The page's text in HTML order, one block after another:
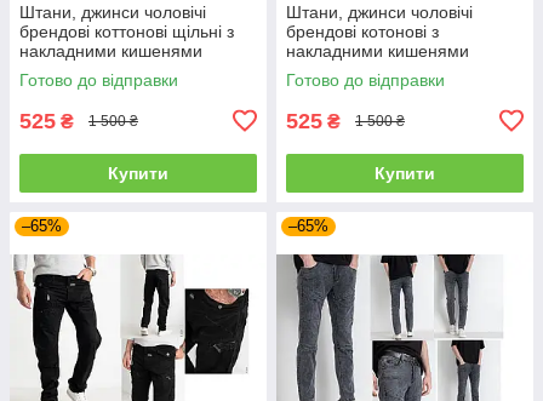
Штани, джинси чоловічі
брендові коттонові щільні з
накладними кишенями
"карго" MIGACH, Туреччина
Готово до відправки
525 ₴ 1 500 ₴
Купити
Штани, джинси чоловічі
брендові котонові з
накладними кишенями
"карго" MIGACH, Туреччина
Готово до відправки
525 ₴ 1 500 ₴
Купити
–65% –65%